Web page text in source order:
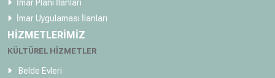
İmar Planı İlanları
İmar Uygulaması İlanları
HİZMETLERİMİZ
KÜLTÜREL HİZMETLER
Belde Evleri